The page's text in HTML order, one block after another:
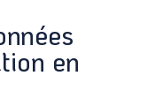
en